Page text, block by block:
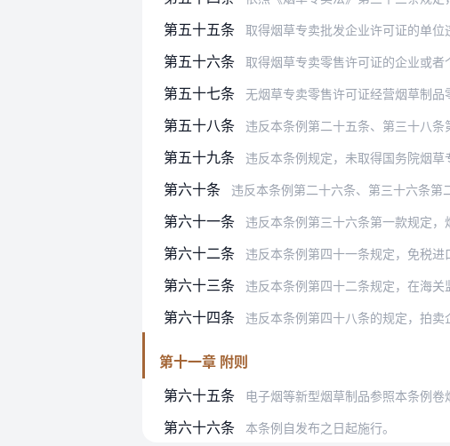
第五十五条 取得烟草专卖批发企业许可证的单位违反本条
第五十六条 取得烟草专卖零售许可证的企业或者个人违反
第五十七条 无烟草专卖零售许可证经营烟草制品零售业务
第五十八条 违反本条例第二十五条、第三十八条第一款规
第五十九条 违反本条例规定，未取得国务院烟草专卖行政
第六十条 违反本条例第二十六条、第三十六条第二款规定
第六十一条 违反本条例第三十六条第一款规定，烟草专卖
第六十二条 违反本条例第四十一条规定，免税
第六十三条 违反本条例第四十二条规定，在海关监管区内
第六十四条 违反本条例第四十八条的规定，拍卖企业未对
第十一章 附则
第六十五条
电子烟等新型烟草制品参照本条例卷
第六十六条 本条例自发布之日起施行。